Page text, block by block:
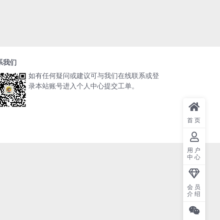
我们
如有任何疑问或建议可与我们在线联系或登
录本站账号进入个人中心提交工单。
首页
用户
中心
会员
介绍